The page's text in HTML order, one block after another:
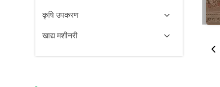
कृषि उपकरण
खाद्य मशीनरी